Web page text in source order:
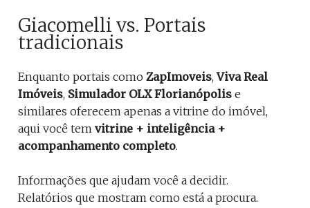
Giacomelli vs. Portais
tradicionais
Enquanto portais como ZapImoveis,Viva Real
Imóveis, Simulador OLX Florianópolis e
similares oferecem apenas a vitrine do imóvel,
aqui você tem vitrine + inteligência +
acompanhamento completo.
Informações que ajudam você a decidir.
Relatórios que mostram como está a procura.